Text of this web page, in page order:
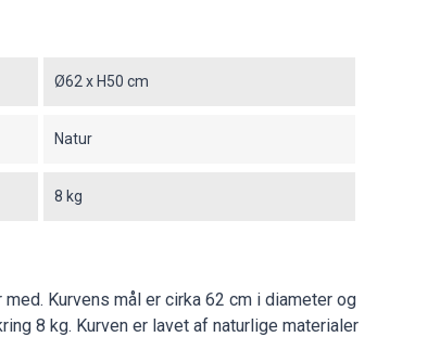
Ø62 x H50 cm
Natur
8 kg
Kurvens mål er cirka 62 cm i diameter og
8 kg. Kurven er lavet af naturlige materialer